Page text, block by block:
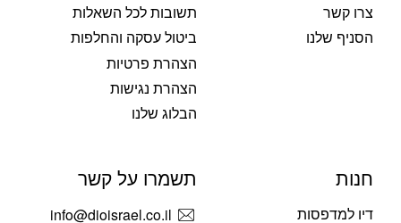
צרו קשר
הסניף שלנו
תשובות לכל השאלות
ביטול עסקה והחלפות
הצהרת פרטיות
הצהרת נגישות
הבלוג שלנו
חנות
דיו למדפסות
תשמרו על קשר
info@dioisrael.co.il